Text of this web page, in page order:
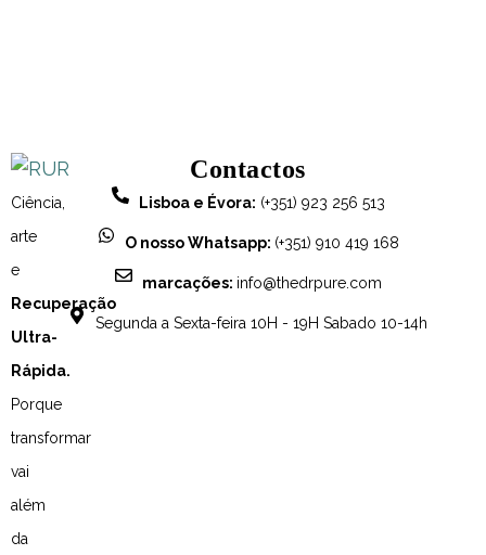
Ciência,
arte
e
Recuperação
Ultra-
Rápida.
Porque
transformar
vai
além
da
Contactos
Lisboa e Évora: (+351) 923 256 513
O nosso Whatsapp: (+351) 910 419 168
marcações: info@thedrpure.com
Segunda a Sexta-feira 10H - 19H Sabado 10-14h